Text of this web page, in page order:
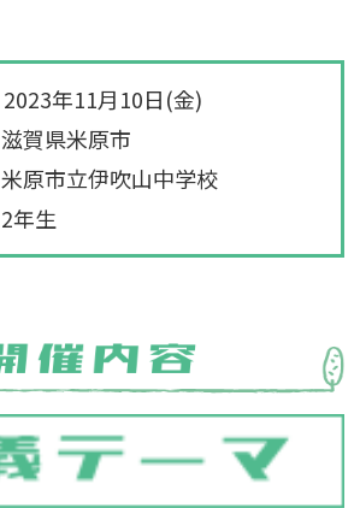
2023年11月10日(金)
滋賀県米原市
米原市立伊吹山中学校
2年生